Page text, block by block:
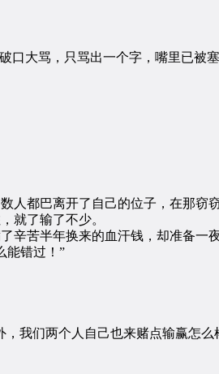
大骂，只骂出一个字，嘴里已被
都巴离开了自己的位子，在那窃窃
就了输了不少。
苦半年换来的血汗钱，却准备一夜
能错过！”
我们两个人自己也来赌点输赢怎么